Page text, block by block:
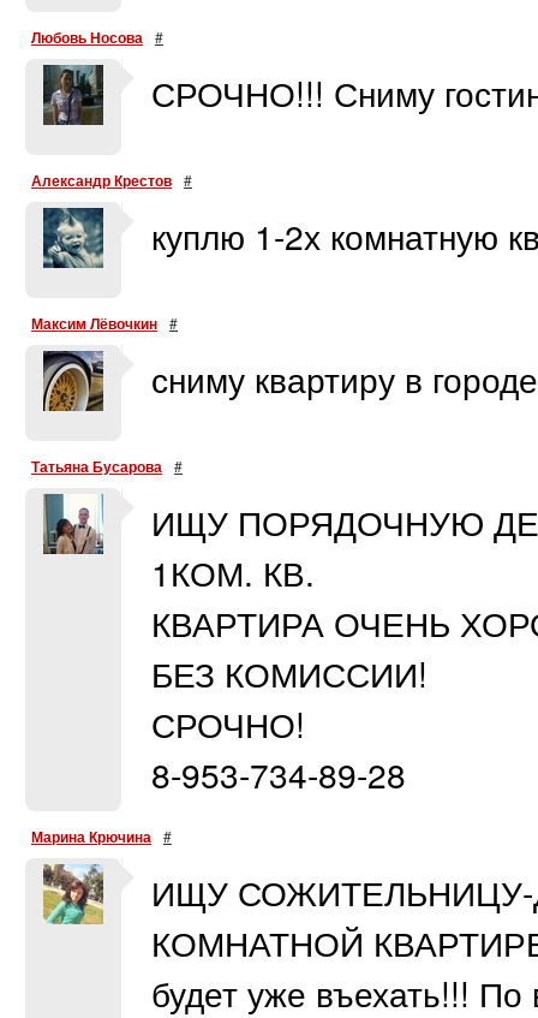
Любовь Носова #
СРОЧНО!!! Сниму
Александр Крестов #
куплю 1-2х комнатную
Максим Лёвочкин #
сниму квартиру в
Татьяна Бусарова #
ИЩУ ПОРЯДОЧНУЮ
1КОМ. КВ.
КВАРТИРА ОЧЕНЬ
БЕЗ КОМИССИИ!
СРОЧНО!
8-953-734-89-28
Марина Крючина #
ИЩУ
КОМНАТНОЙ
будет уже въехать!!!